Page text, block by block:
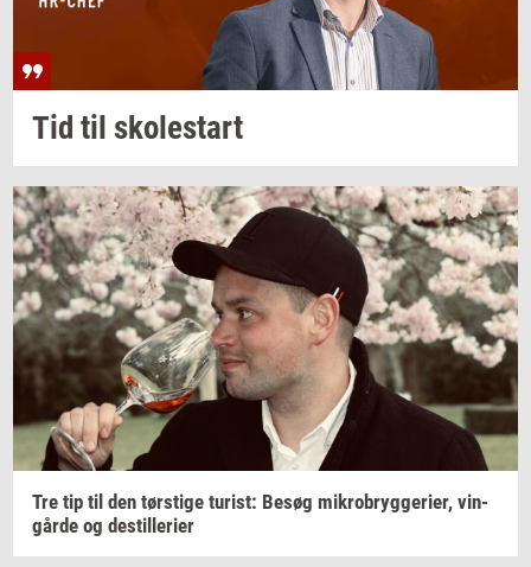
Tid til sko­lestart
Tre tip til den tørsti­ge turist: Besøg mi­kro­bryg­ge­ri­er, vin­
går­de og destil­le­ri­er